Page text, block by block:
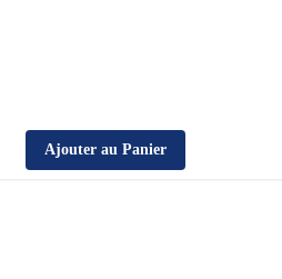
Ajouter au Panier